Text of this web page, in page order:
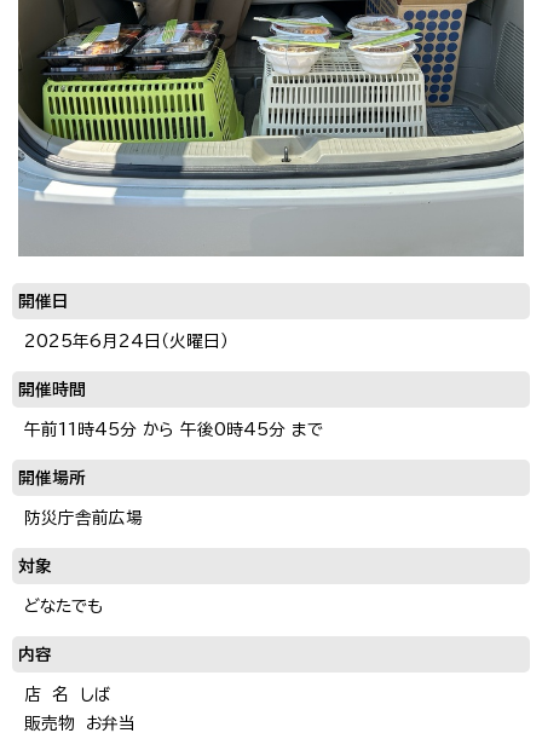
開催日
2025年6月24日（火曜日）
開催時間
午前11時45分 から 午後0時45分 まで
開催場所
防災庁舎前広場
対象
どなたでも
内容
店 名 しば
販売物 お弁当